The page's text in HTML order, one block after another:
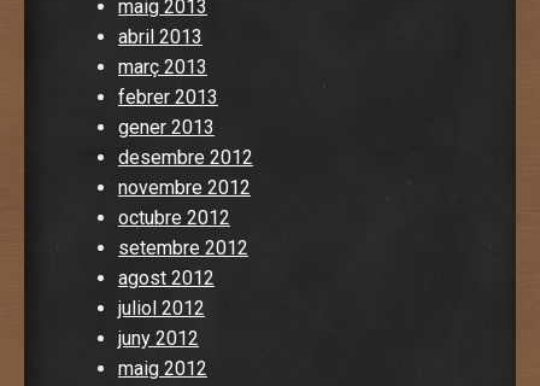
maig 2013
abril 2013
març 2013
febrer 2013
gener 2013
desembre 2012
novembre 2012
octubre 2012
setembre 2012
agost 2012
juliol 2012
juny 2012
maig 2012